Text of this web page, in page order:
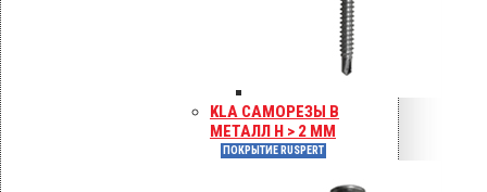
KLA САМОРЕЗЫ В
МЕТАЛЛ H > 2 ММ
ПОКРЫТИЕ RUSPERT
Покрытие Ruspert